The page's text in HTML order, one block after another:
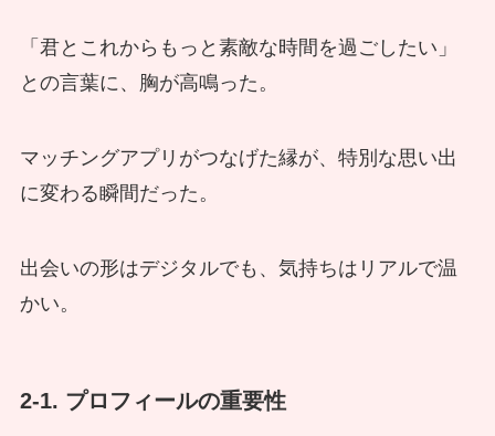
「君とこれからもっと素敵な時間を過ごしたい」
との言葉に、胸が高鳴った。
マッチングアプリがつなげた縁が、特別な思い出
に変わる瞬間だった。
出会いの形はデジタルでも、気持ちはリアルで温
かい。
2-1. プロフィールの重要性